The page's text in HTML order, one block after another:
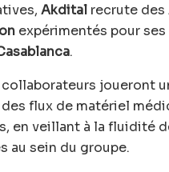
Akdital recrute des
expérimentés pour
.
joueront
flux de matériel
en veillant à la fluidité
au sein du groupe.